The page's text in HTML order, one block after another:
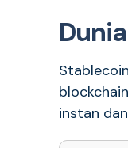
instan